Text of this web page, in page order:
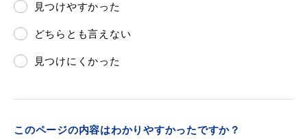
防災・消防
見つけやすかった
どちらとも言えない
見つけにくかった
このページの内容はわかりやすかったですか？